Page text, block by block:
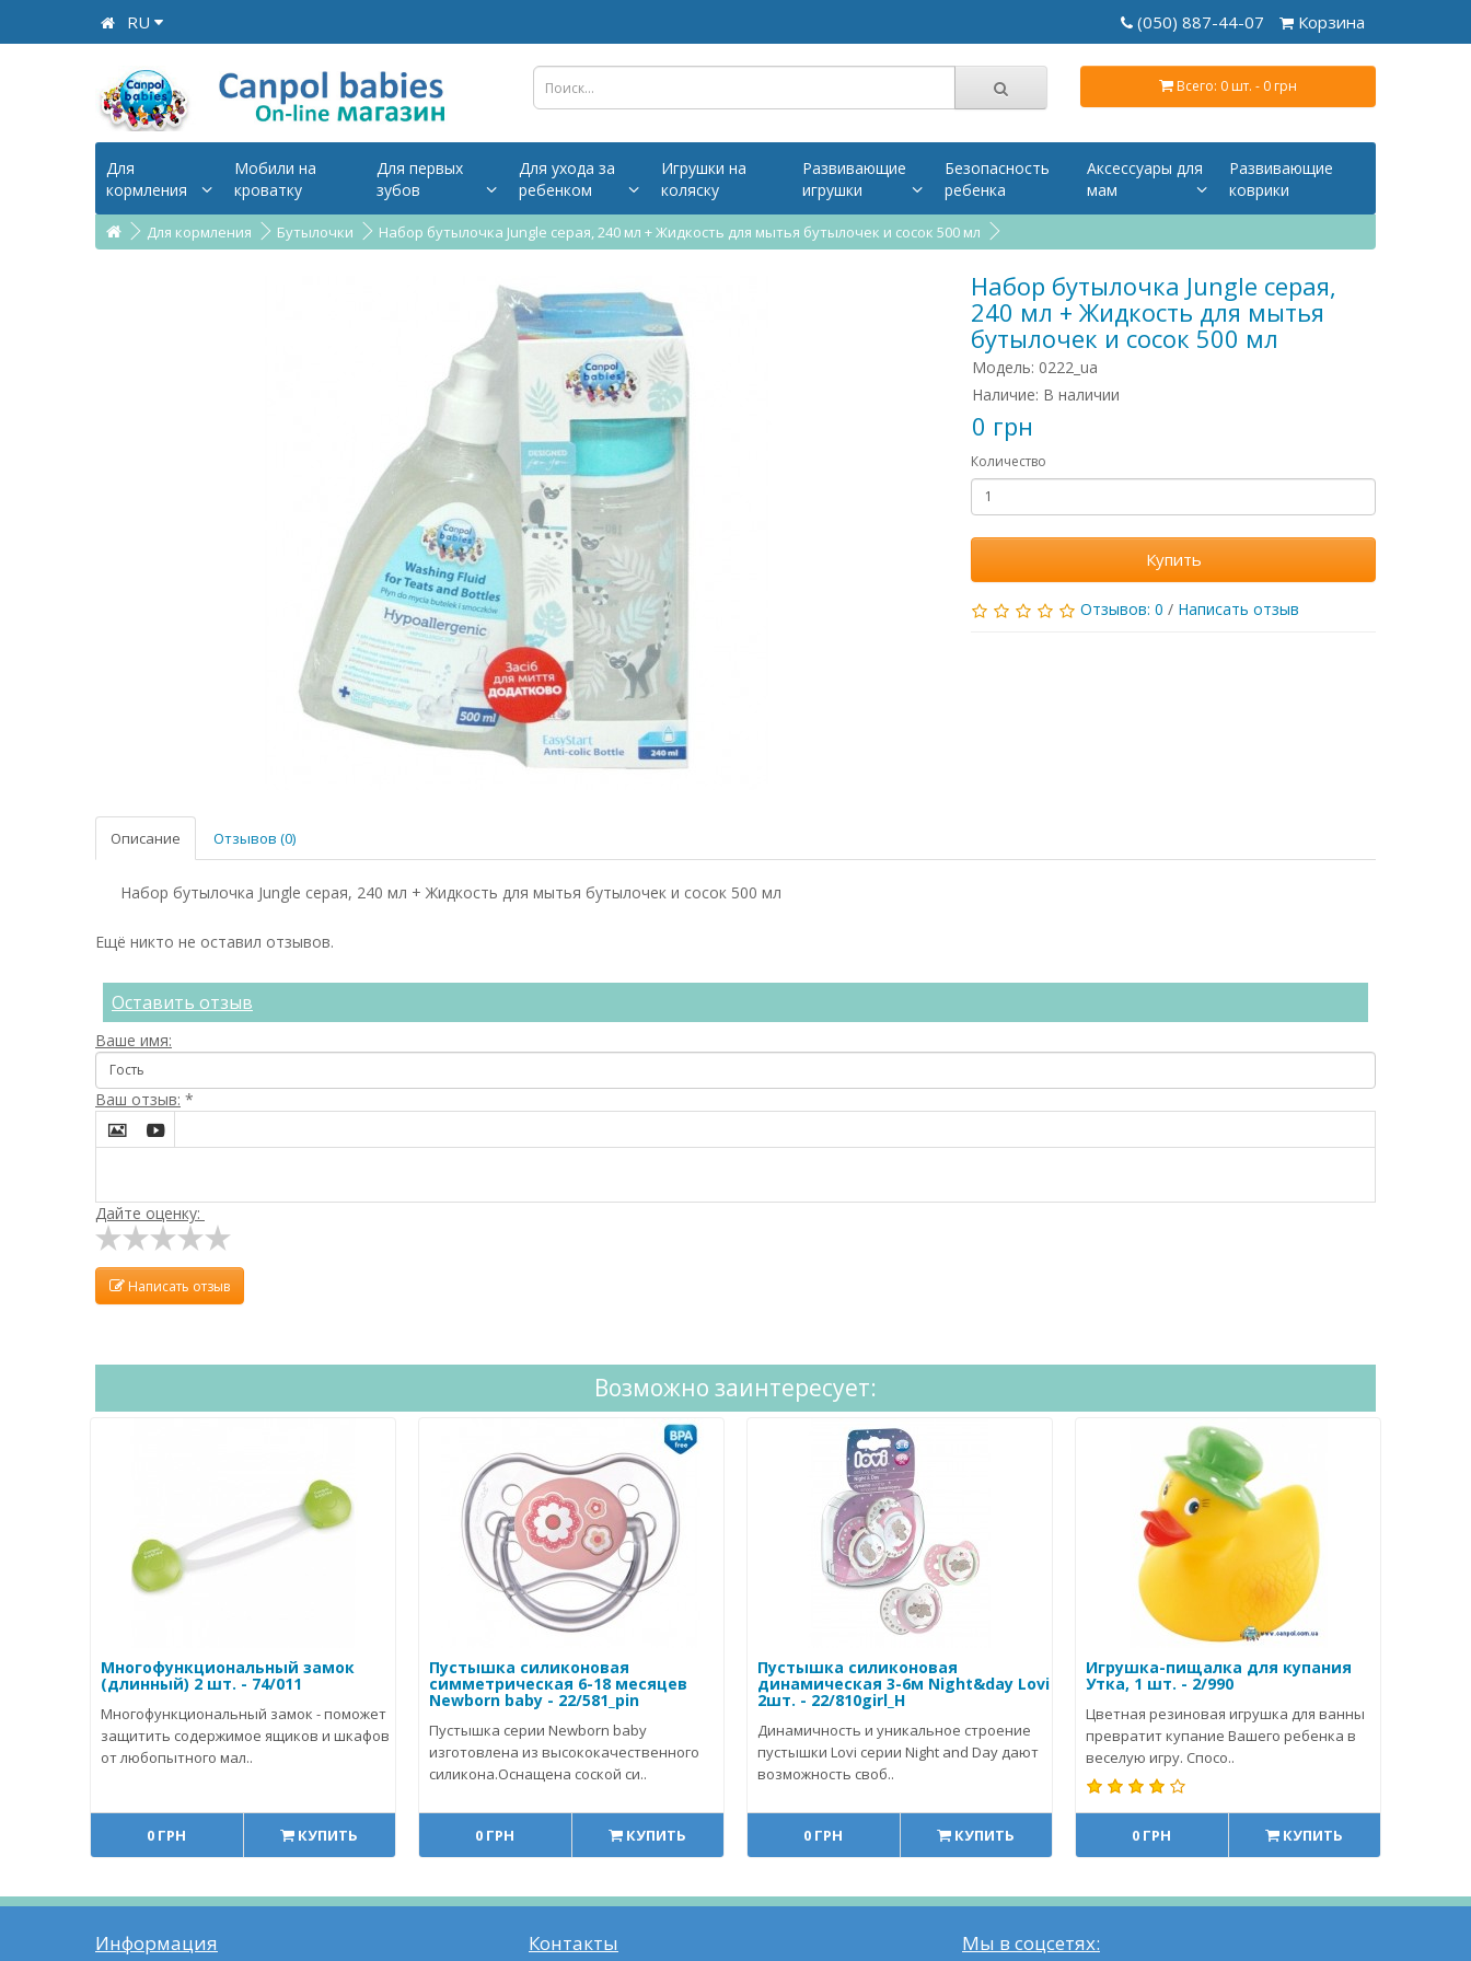
RU Корзина
(050) 887-44-07
Всего: 0 шт. - 0 грн
Для
кормления
Мобили на
кроватку
Для первых
зубов
Для ухода за
ребенком
Игрушки на
коляску
Развивающие
игрушки
Безопасность
ребенка
Аксессуары для
мам
Развивающие
коврики
Для кормления Бутылочки Набор бутылочка Jungle серая, 240 мл + Жидкость для мытья бутылочек и сосок 500 мл
Набор бутылочка Jungle серая,
240 мл + Жидкость для мытья
бутылочек и сосок 500 мл
Модель: 0222_ua
Наличие: В наличии
0 грн
Количество
Купить
Отзывов: 0 / Написать отзыв
Описание Отзывов (0)
Набор бутылочка Jungle серая, 240 мл + Жидкость для мытья бутылочек и сосок 500 мл
Ещё никто не оставил отзывов.
Оставить отзыв
Ваше имя:
Ваш отзыв: *
 
Дайте оценку:
Написать отзыв
Возможно заинтересует:
Многофункциональный замок
(длинный) 2 шт. - 74/011
Многофункциональный замок - поможет
защитить содержимое ящиков и шкафов
от любопытного мал..
0 ГРН КУПИТЬ
Пустышка силиконовая
симметрическая 6-18 месяцев
Newborn baby - 22/581_pin
Пустышка серии Newborn baby
изготовлена из высококачественного
силикона.Оснащена соской си..
0 ГРН КУПИТЬ
Пустышка силиконовая
динамическая 3-6м Night&day Lovi
2шт. - 22/810girl_H
Динамичность и уникальное строение
пустышки Lovi серии Night and Day дают
возможность своб..
0 ГРН КУПИТЬ
Игрушка-пищалка для купания
Утка, 1 шт. - 2/990
Цветная резиновая игрушка для ванны
превратит купание Вашего ребенка в
веселую игру. Спосо..
0 ГРН КУПИТЬ
Информация Контакты Мы в соцсетях: